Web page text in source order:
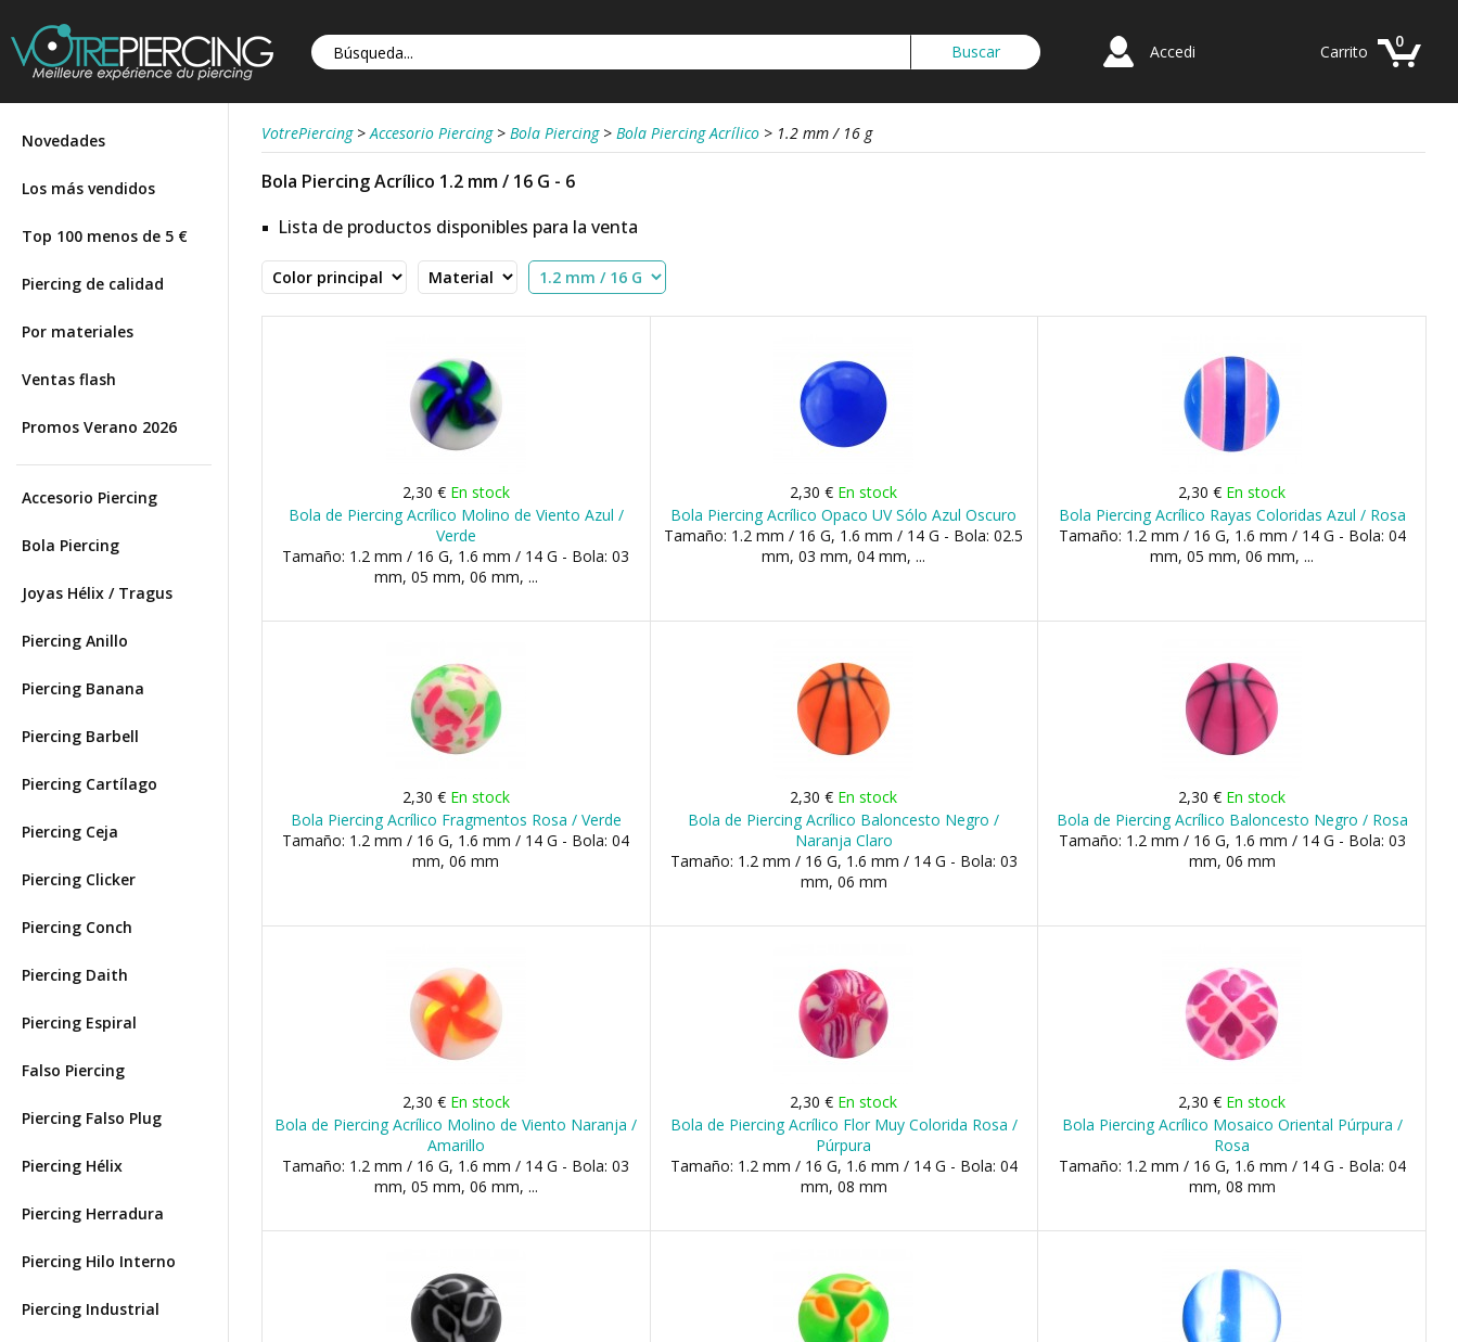
Accedi
0
Carrito
Novedades
Los más vendidos
Top 100 menos de 5 €
Piercing de calidad
Por materiales
Ventas flash
Promos Verano 2026
Accesorio Piercing
Bola Piercing
Joyas Hélix / Tragus
Piercing Anillo
Piercing Banana
Piercing Barbell
Piercing Cartílago
Piercing Ceja
Piercing Clicker
Piercing Conch
Piercing Daith
Piercing Espiral
Falso Piercing
Piercing Falso Plug
Piercing Hélix
Piercing Herradura
Piercing Hilo Interno
Piercing Industrial
VotrePiercing > Accesorio Piercing > Bola Piercing > Bola Piercing Acrílico > 1.2 mm / 16 g
Bola Piercing Acrílico 1.2 mm / 16 G - 6
Lista de productos disponibles para la venta
2,30 € En stock
Bola de Piercing Acrílico Molino de Viento Azul /
Verde
Tamaño: 1.2 mm / 16 G, 1.6 mm / 14 G - Bola: 03
mm, 05 mm, 06 mm, ...
2,30 € En stock
Bola Piercing Acrílico Opaco UV Sólo Azul Oscuro
Tamaño: 1.2 mm / 16 G, 1.6 mm / 14 G - Bola: 02.5
mm, 03 mm, 04 mm, ...
2,30 € En stock
Bola Piercing Acrílico Rayas Coloridas Azul / Rosa
Tamaño: 1.2 mm / 16 G, 1.6 mm / 14 G - Bola: 04
mm, 05 mm, 06 mm, ...
2,30 € En stock
Bola Piercing Acrílico Fragmentos Rosa / Verde
Tamaño: 1.2 mm / 16 G, 1.6 mm / 14 G - Bola: 04
mm, 06 mm
2,30 € En stock
Bola de Piercing Acrílico Baloncesto Negro /
Naranja Claro
Tamaño: 1.2 mm / 16 G, 1.6 mm / 14 G - Bola: 03
mm, 06 mm
2,30 € En stock
Bola de Piercing Acrílico Baloncesto Negro / Rosa
Tamaño: 1.2 mm / 16 G, 1.6 mm / 14 G - Bola: 03
mm, 06 mm
2,30 € En stock
Bola de Piercing Acrílico Molino de Viento Naranja /
Amarillo
Tamaño: 1.2 mm / 16 G, 1.6 mm / 14 G - Bola: 03
mm, 05 mm, 06 mm, ...
2,30 € En stock
Bola de Piercing Acrílico Flor Muy Colorida Rosa /
Púrpura
Tamaño: 1.2 mm / 16 G, 1.6 mm / 14 G - Bola: 04
mm, 08 mm
2,30 € En stock
Bola Piercing Acrílico Mosaico Oriental Púrpura /
Rosa
Tamaño: 1.2 mm / 16 G, 1.6 mm / 14 G - Bola: 04
mm, 08 mm